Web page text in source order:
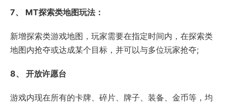
7、 MT探索类地图玩法：
新增探索类游戏地图，玩家需要在指定时间内，在探索类
地图内抢夺或达成某个目标，并可以与多位玩家抢夺;
8、 开放许愿台
游戏内现在所有的卡牌、碎片、牌子、装备、金币等，均